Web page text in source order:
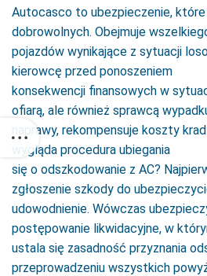
Autocasco to ubezpieczenie,
dobrowolnych. Obejmuje
pojazdów wynikające z sytuacji
kierowcę przed ponoszeniem
konsekwencji finansowych w
ofiarą, ale również sprawcą
naprawy, rekompensuje koszty
wygląda procedura ubiegania
się o odszkodowanie z AC?
zgłoszenie szkody do
udowodnienie. Wówczas
postępowanie likwidacyjne, w
ustala się zasadność przyznania
przeprowadzeniu wszystkich